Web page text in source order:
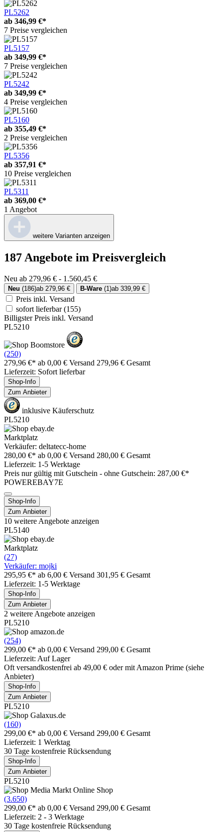
PL5262
ab 346,99 €*
7 Preise vergleichen
PL5157
ab 349,99 €*
7 Preise vergleichen
PL5242
ab 349,99 €*
4 Preise vergleichen
PL5160
ab 355,49 €*
2 Preise vergleichen
PL5356
ab 357,91 €*
10 Preise vergleichen
PL5311
ab 369,00 €*
1 Angebot
weitere Varianten anzeigen
187 Angebote im Preisvergleich
Neu ab 279,96 € - 1.560,45 €
Neu (186)ab 279,96 € B-Ware (1)ab 339,99 €
Preis inkl. Versand
sofort lieferbar(155)
Billigster Preis inkl. Versand
PL5210
(250)
279,96 €* ab 0,00 € Versand 279,96 € Gesamt
Lieferzeit: Sofort lieferbar
Shop-Info
Zum Anbieter
inklusive Käuferschutz
PL5210
Marktplatz
Verkäufer: deltatecc-home
280,00 €* ab 0,00 € Versand 280,00 € Gesamt
Lieferzeit: 1-5 Werktage
Preis nur gültig mit Gutschein - ohne Gutschein: 287,00 €*
POWEREBAY7E
Shop-Info
Zum Anbieter
10 weitere Angebote anzeigen
PL5140
Marktplatz
(27)
Verkäufer: mojki
295,95 €* ab 6,00 € Versand 301,95 € Gesamt
Lieferzeit: 1-5 Werktage
Shop-Info
Zum Anbieter
2 weitere Angebote anzeigen
PL5210
(254)
299,00 €* ab 0,00 € Versand 299,00 € Gesamt
Lieferzeit: Auf Lager
Oft versandkostenfrei ab 49,00 € oder mit Amazon Prime (siehe
Anbieter)
Shop-Info
Zum Anbieter
PL5210
(160)
299,00 €* ab 0,00 € Versand 299,00 € Gesamt
Lieferzeit: 1 Werktag
30 Tage kostenfreie Rücksendung
Shop-Info
Zum Anbieter
PL5210
(3.650)
299,00 €* ab 0,00 € Versand 299,00 € Gesamt
Lieferzeit: 2 - 3 Werktage
30 Tage kostenfreie Rücksendung